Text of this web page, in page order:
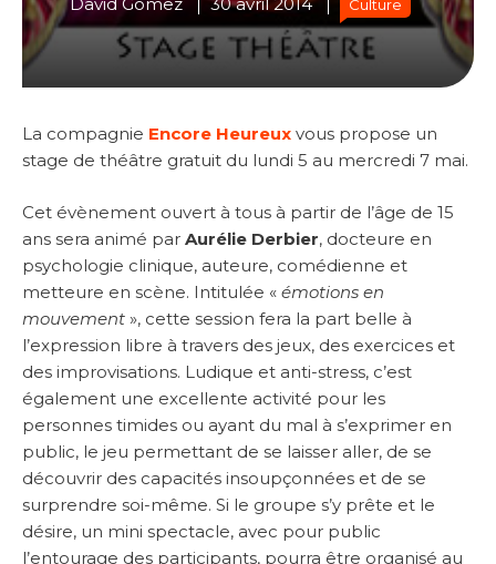
David Gomez 30 avril 2014 Culture
La compagnie Encore Heureux vous propose un
stage de théâtre gratuit du lundi 5 au mercredi 7 mai.
Cet évènement ouvert à tous à partir de l’âge de 15
ans sera animé par Aurélie Derbier, docteure en
psychologie clinique, auteure, comédienne et
metteure en scène. Intitulée « émotions en
mouvement », cette session fera la part belle à
l’expression libre à travers des jeux, des exercices et
des improvisations. Ludique et anti-stress, c’est
également une excellente activité pour les
personnes timides ou ayant du mal à s’exprimer en
public, le jeu permettant de se laisser aller, de se
découvrir des capacités insoupçonnées et de se
surprendre soi-même. Si le groupe s’y prête et le
désire, un mini spectacle, avec pour public
l’entourage des participants, pourra être organisé au